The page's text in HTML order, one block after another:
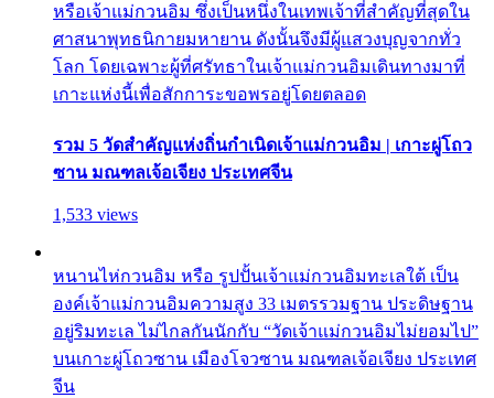
หรือเจ้าแม่กวนอิม ซึ่งเป็นหนึ่งในเทพเจ้าที่สำคัญที่สุดใน
ศาสนาพุทธนิกายมหายาน ดังนั้นจึงมีผู้แสวงบุญจากทั่ว
โลก โดยเฉพาะผู้ที่ศรัทธาในเจ้าแม่กวนอิมเดินทางมาที่
เกาะแห่งนี้เพื่อสักการะขอพรอยู่โดยตลอด
รวม 5 วัดสำคัญแห่งถิ่นกำเนิดเจ้าแม่กวนอิม | เกาะผู่โถว
ซาน มณฑลเจ้อเจียง ประเทศจีน
1,533 views
หนานไห่กวนอิม หรือ รูปปั้นเจ้าแม่กวนอิมทะเลใต้ เป็น
องค์เจ้าแม่กวนอิมความสูง 33 เมตรรวมฐาน ประดิษฐาน
อยู่ริมทะเล ไม่ไกลกันนักกับ “วัดเจ้าแม่กวนอิมไม่ยอมไป”
บนเกาะผู่โถวซาน เมืองโจวซาน มณฑลเจ้อเจียง ประเทศ
จีน